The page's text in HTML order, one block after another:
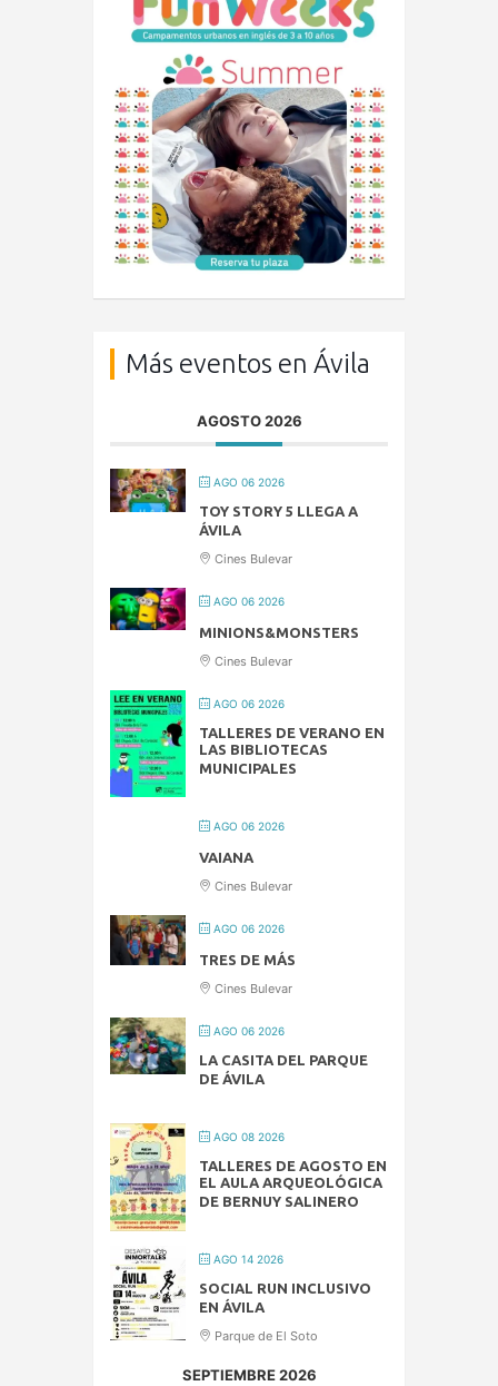
Más eventos en Ávila
AGOSTO 2026
AGO 06 2026
TOY STORY 5 LLEGA A
ÁVILA
Cines Bulevar
AGO 06 2026
MINIONS&MONSTERS
Cines Bulevar
AGO 06 2026
TALLERES DE VERANO EN
LAS BIBLIOTECAS
MUNICIPALES
AGO 06 2026
VAIANA
Cines Bulevar
AGO 06 2026
TRES DE MÁS
Cines Bulevar
AGO 06 2026
LA CASITA DEL PARQUE
DE ÁVILA
AGO 08 2026
TALLERES DE AGOSTO EN
EL AULA ARQUEOLÓGICA
DE BERNUY SALINERO
AGO 14 2026
SOCIAL RUN INCLUSIVO
EN ÁVILA
Parque de El Soto
SEPTIEMBRE 2026